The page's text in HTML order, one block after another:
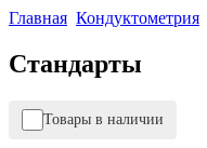
Главная Кондуктометрия
Стандарты
Товары в наличии